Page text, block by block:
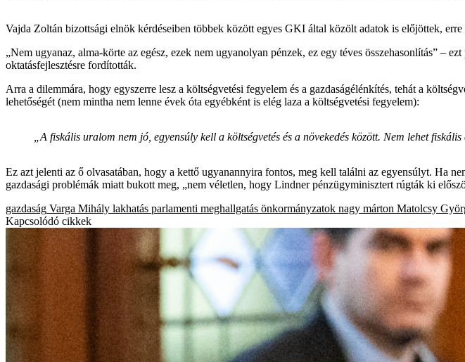
Vajda Zoltán bizottsági elnök kérdéseiben többek között egyes GKI által közölt adatok is előjöttek,
„Nem ugyanaz, alma-körte az egész, ezek nem ugyanolyan pénzek, ez egy téves összehasonlítás” –
oktatásfejlesztésre fordították.
Arra a dilemmára, hogy egyszerre lesz a költségvetési fegyelem és a gazdaságélénkítés, tehát a
lehetőségét (nem mintha nem lenne évek óta egyébként is elég laza a költségvetési fegyelem):
„A fiskális uralom nem jó, egyensúly kell a költségvetés és a növekedés között. Nem lehet
Ez azt jelenti az ő olvasatában, hogy a kettő ugyanannyira fontos, meg kell találni az egyensúlyt. Ha
gazdasági problémák miatt bukott meg, „nem véletlen, hogy Lindner pénzügyminisztert rúgták ki
gazdaság Varga Mihály lakhatás parlamenti meghallgatás önkormányzatok nagy márton Matolcsy
Kapcsolódó cikkek